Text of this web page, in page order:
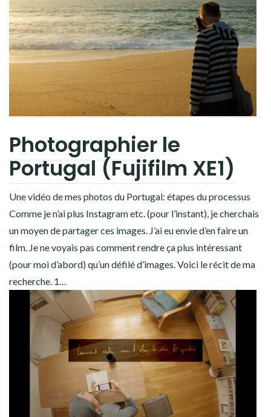
Photographier le
Portugal (Fujifilm XE1)
Une vidéo de mes photos du Portugal: étapes du processus
Comme je n’ai plus Instagram etc. (pour l’instant), je cherchais
un moyen de partager ces images. J’ai eu envie d’en faire un
film. Je ne voyais pas comment rendre ça plus intéressant
(pour moi d’abord) qu’un défilé d’images. Voici le récit de ma
recherche. 1…